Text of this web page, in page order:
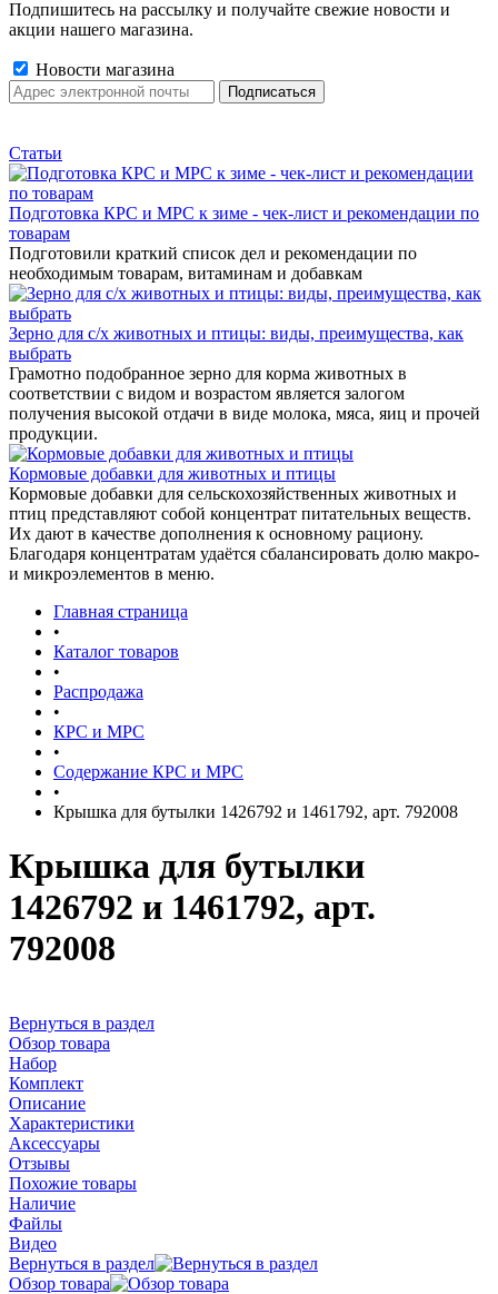
Подпишитесь на рассылку и получайте свежие новости и
акции нашего магазина.
Новости магазина
Статьи
Подготовка КРС и МРС к зиме - чек-лист и рекомендации по
товарам
Подготовили краткий список дел и рекомендации по
необходимым товарам, витаминам и добавкам
Зерно для с/х животных и птицы: виды, преимущества, как
выбрать
Грамотно подобранное зерно для корма животных в
соответствии с видом и возрастом является залогом
получения высокой отдачи в виде молока, мяса, яиц и прочей
продукции.
Кормовые добавки для животных и птицы
Кормовые добавки для сельскохозяйственных животных и
птиц представляют собой концентрат питательных веществ.
Их дают в качестве дополнения к основному рациону.
Благодаря концентратам удаётся сбалансировать долю макро-
и микроэлементов в меню.
Главная страница
•
Каталог товаров
•
Распродажа
•
КРС и МРС
•
Содержание КРС и МРС
•
Крышка для бутылки 1426792 и 1461792, арт. 792008
Крышка для бутылки
1426792 и 1461792, арт.
792008
Вернуться в раздел
Обзор товара
Набор
Комплект
Описание
Характеристики
Аксессуары
Отзывы
Похожие товары
Наличие
Файлы
Видео
Вернуться в раздел
Обзор товара